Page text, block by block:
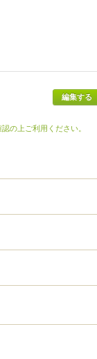
の上ご利用ください。